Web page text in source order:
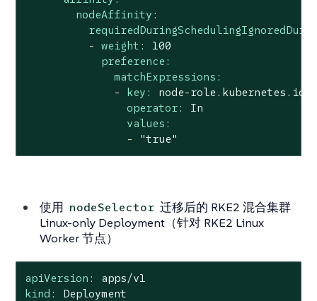
nodeAffinity:
- weight:
100
preference:
matchExpressions:
-
key:
node-role.kubernetes.io/
operator:
In
values:
-
"true"
使用 nodeSelector 迁移后的 RKE2 混合集群
Linux-only Deployment（针对 RKE2 Linux
Worker 节点）
apiVersion:
apps/v1
kind:
Deployment